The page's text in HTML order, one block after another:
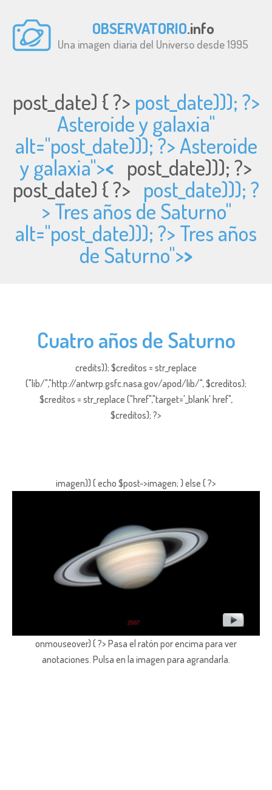
OBSERVATORIO.info
Una imagen diaria del Universo desde 1995
post_date) { ?> post_date))); ?>
Asteroide y galaxia"
alt="post_date))); ?> Asteroide
y galaxia">< post_date))); ?>
post_date) { ?> post_date))); ?
> Tres años de Saturno"
alt="post_date))); ?> Tres años
de Saturno">>
Cuatro años de Saturno
credits)); $creditos = str_replace
("lib/","http://antwrp.gsfc.nasa.gov/apod/lib/", $creditos);
$creditos = str_replace ("href","target='_blank' href",
$creditos); ?>
imagen)) { echo $post->imagen; } else { ?>
onmouseover) { ?> Pasa el ratón por encima para ver
anotaciones. Pulsa en la imagen para agrandarla.